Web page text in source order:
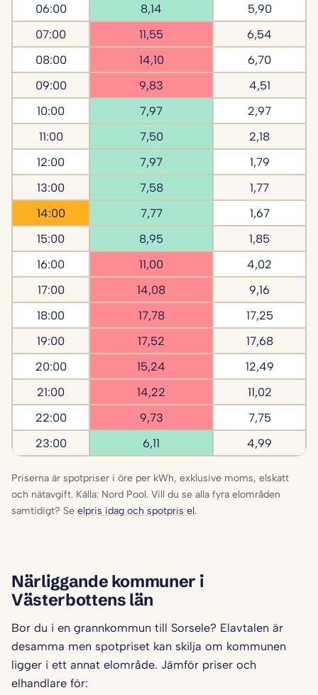
06:00
8,14
5,90
07:00
11,55
6,54
08:00
14,10
6,70
09:00
9,83
4,51
10:00
7,97
2,97
11:00
7,50
2,18
12:00
7,97
1,79
13:00
7,58
1,77
14:00
7,77
1,67
15:00
8,95
1,85
16:00
11,00
4,02
17:00
14,08
9,16
18:00
17,78
17,25
19:00
17,52
17,68
20:00
15,24
12,49
21:00
14,22
11,02
22:00
9,73
7,75
23:00
6,11 4,99
Priserna är spotpriser i öre per kWh, exklusive moms, elskatt
och nätavgift. Källa: Nord Pool. Vill du se alla fyra elområden
samtidigt? Se elpris idag och spotpris el.
Närliggande kommuner i
Västerbottens län
Bor du i en grannkommun till Sorsele? Elavtalen är
desamma men spotpriset kan skilja om kommunen
ligger i ett annat elområde. Jämför priser och
elhandlare för: